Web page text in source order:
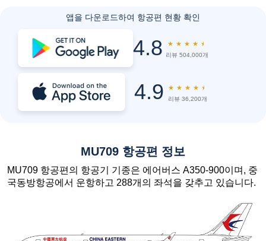
앱을 다운로드하여 항공편 현황 확인
4.8 ★ ★ ★ ★ ★
리뷰 504,000개
4.9 ★ ★ ★ ★ ★
리뷰 36,200개
MU709 항공편 정보
MU709 항공편의 항공기 기종은 에어버스 A350-900이며, 중
국동방항공에서 운항하고 288개의 좌석을 갖추고 있습니다.